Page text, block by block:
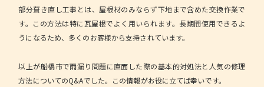
部分葺き直し工事とは、屋根材のみならず下地まで含めた交換作業で
す。この方法は特に瓦屋根でよく用いられます。 長期間使用できるよ
うになるため、多くのお客様から支持されています。
以上が船橋市で雨漏り問題に直面した際の基本的対処法と人気の修理
方法についてのQ&Aでした。この情報がお役に立てば幸いです。